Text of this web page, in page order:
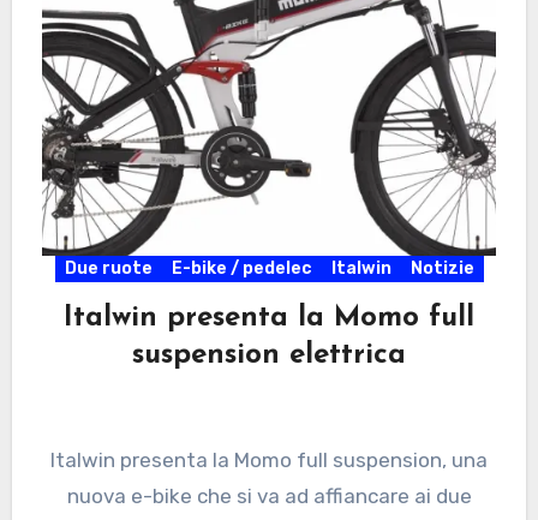
Due ruote E-bike / pedelec Italwin Notizie
Italwin presenta la Momo full
suspension elettrica
Italwin presenta la Momo full suspension, una
nuova e-bike che si va ad affiancare ai due